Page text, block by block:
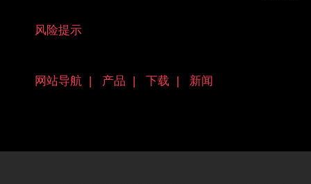
风险提示
网站导航 | 产品 | 下载 | 新闻